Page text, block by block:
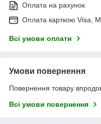
Оплата на рахунок
Оплата карткою Visa,
Всі умови оплати
Умови повернення
Повернення товару
Всі умови повернення